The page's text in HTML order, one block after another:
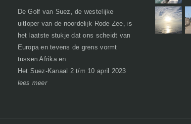
De Golf van Suez, de westelijke
uitloper van de noordelijk Rode Zee, is
het laatste stukje dat ons scheidt van
Europa en tevens de grens vormt
tussen Afrika en...
Het Suez-Kanaal 2 t/m 10 april 2023
lees meer
Geen verhalen
en piramides
verwachten.